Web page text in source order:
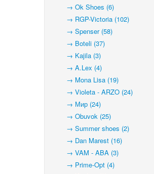
→ Ok Shoes (6)
→ RGP-Victoria (102)
→ Spenser (58)
→ Boteli (37)
→ Kajila (3)
→ A.Lex (4)
→ Mona Lisa (19)
→ Violeta - ARZO (24)
→ Мир (24)
→ Obuvok (25)
→ Summer shoes (2)
→ Dan Marest (16)
→ VAM - ABA (3)
→ Prime-Opt (4)